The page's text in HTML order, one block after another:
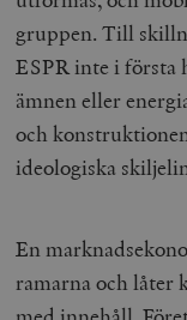
gruppen. Till
ESPR inte i första
ämnen eller
och
ideologiska
En
ramarna och låter